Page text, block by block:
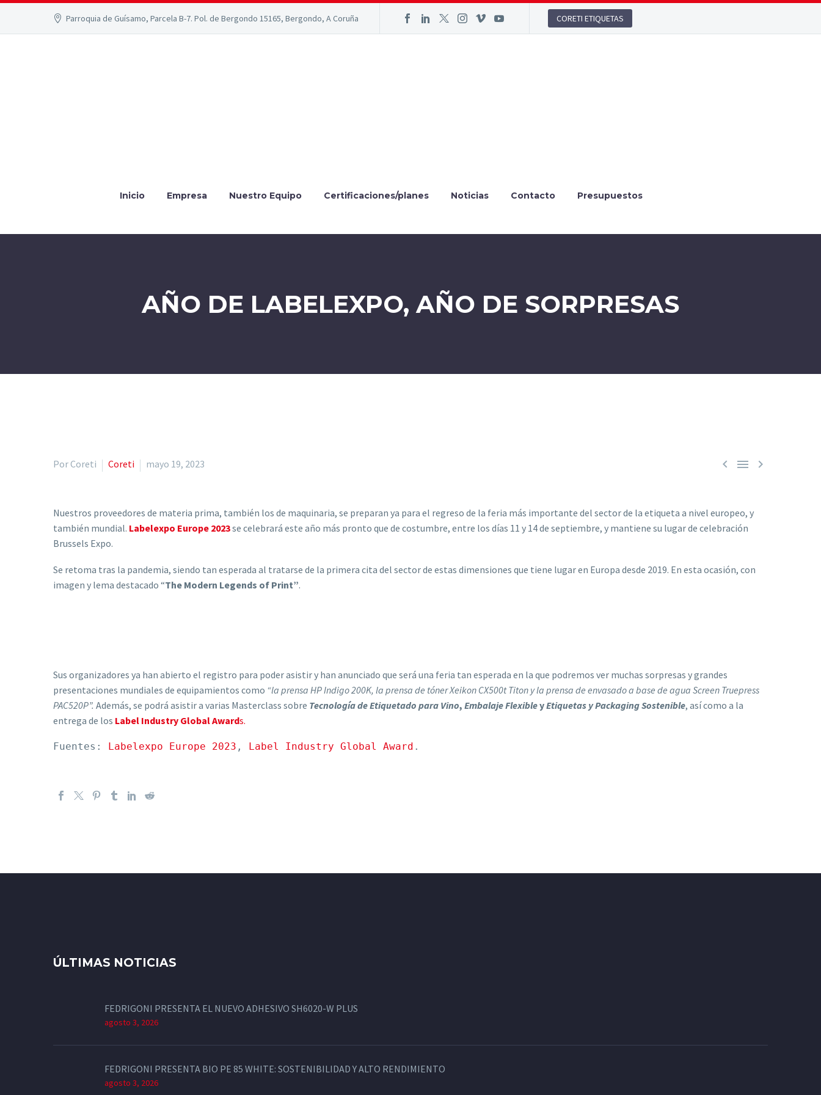
Parroquia de Guísamo, Parcela B-7. Pol. de Bergondo 15165, Bergondo, A Coruña CORETI ETIQUETAS
Inicio Empresa Nuestro Equipo Certificaciones/planes Noticias Contacto Presupuestos
AÑO DE LABELEXPO, AÑO DE SORPRESAS
  
Por Coreti Coreti mayo 19, 2023
Nuestros proveedores de materia prima, también los de maquinaria, se preparan ya para el regreso de la feria más importante del sector de la etiqueta a nivel europeo, y
también mundial. Labelexpo Europe 2023se celebrará este año más pronto que de costumbre, entre los días 11 y 14 de septiembre, y mantiene su lugar de celebración
Brussels Expo.
Se retoma tras la pandemia, siendo tan esperada al tratarse de la primera cita del sector de estas dimensiones que tiene lugar en Europa desde 2019. En esta ocasión, con
imagen y lema destacado “The Modern Legends of Print”.
Sus organizadores ya han abierto el registro para poder asistir y han anunciado que será una feria tan esperada en la que podremos ver muchas sorpresas y grandes
presentaciones mundiales de equipamientos como “la prensa HP Indigo 200K, la prensa de tóner Xeikon CX500t Titon y la prensa de envasado a base de agua Screen Truepress
PAC520P”. Además, se podrá asistir a varias Masterclass sobre Tecnología de Etiquetado para Vino, Embalaje FlexibleyEtiquetas y Packaging Sostenible, así como a la
entrega de los Label Industry Global Awards.
Fuentes: Labelexpo Europe 2023 , Label Industry Global Award .
ÚLTIMAS NOTICIAS
FEDRIGONI PRESENTA EL NUEVO ADHESIVO SH6020-W PLUS
agosto 3, 2026
FEDRIGONI PRESENTA BIO PE 85 WHITE: SOSTENIBILIDAD Y ALTO RENDIMIENTO
agosto 3, 2026